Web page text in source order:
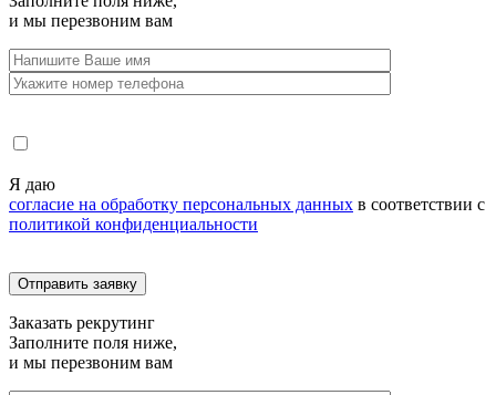
и мы перезвоним вам
Я даю
согласие на обработку персональных данных в соответствии с
политикой конфиденциальности
Заказать рекрутинг
Заполните поля ниже,
и мы перезвоним вам